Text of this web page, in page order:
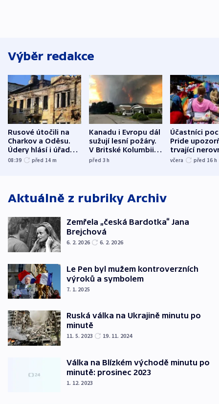
Výběr redakce
Rusové útočili na
Charkov a Oděsu.
Údery hlásí i úřady v
Bělgorodu
08:39 před 14 m
Kanadu i Evropu dál
sužují lesní požáry.
V Britské Kolumbii
evakuovali tisíce lidí
před 3h
Účastníci
Pride
trvající
včera před 16 h
Aktuálně z rubriky Archiv
Zemřela „česká Bardotka“ Jana
Brejchová
6. 2. 2026 6. 2. 2026
Le Pen byl mužem kontroverzních
výroků a symbolem
7. 1. 2025
Ruská válka na Ukrajině minutu po
minutě
11. 5. 2023 19. 11. 2024
Válka na Blízkém východě minutu po
minutě: prosinec 2023
1. 12. 2023